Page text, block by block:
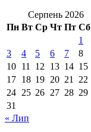
Серпень 2026
Пн Вт Ср Чт Пт Сб
1
3
4 5 6 7 8
10 11 12 13 14 15
17 18 19 20 21 22
24 25 26 27 28 29
31
« Лип